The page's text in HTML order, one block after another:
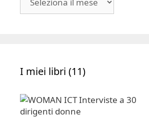
I miei libri (11)